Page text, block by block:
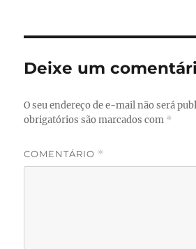
Deixe um
O seu endereço de e-mail não será
obrigatórios são marcados com *
COMENTÁRIO *